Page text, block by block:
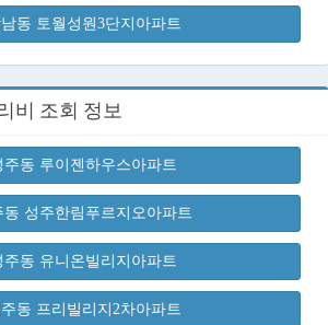
동 토월성원3단지아파트
비 조회 정보
주동 루이젠하우스아파트
동 성주한림푸르지오아파트
주동 유니온빌리지아파트
동 프리빌리지2차아파트